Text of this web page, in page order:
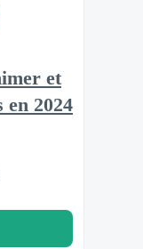
et
en 2024